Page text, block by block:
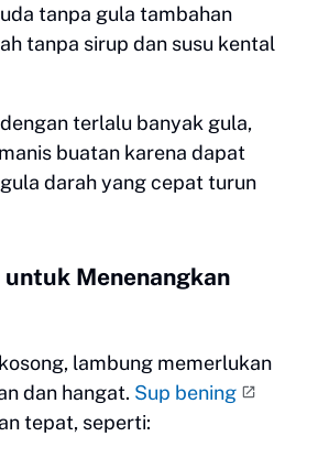
tanpa gula tambahan
tanpa sirup dan susu kental
terlalu banyak gula,
buatan karena dapat
darah yang cepat turun
Menenangkan
lambung memerlukan
dan hangat. Sup bening
tepat, seperti: